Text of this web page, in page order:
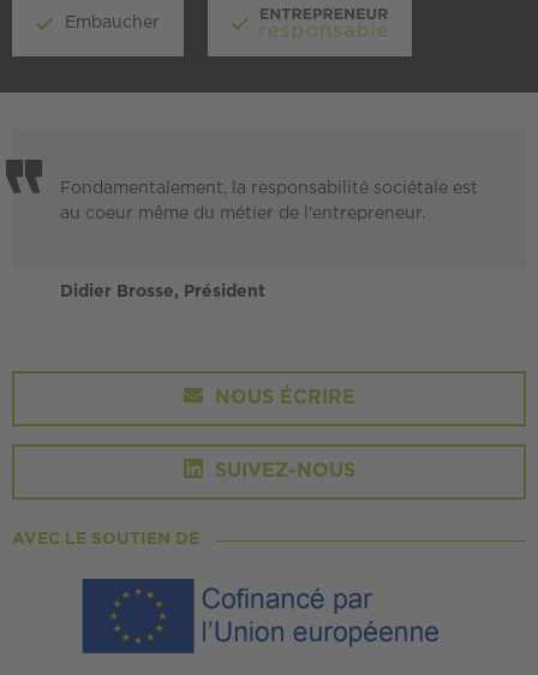
Embaucher
Fondamentalement, la responsabilité sociétale est
au coeur même du métier de l'entrepreneur.
Didier Brosse, Président
NOUS ÉCRIRE
SUIVEZ-NOUS
AVEC LE SOUTIEN DE